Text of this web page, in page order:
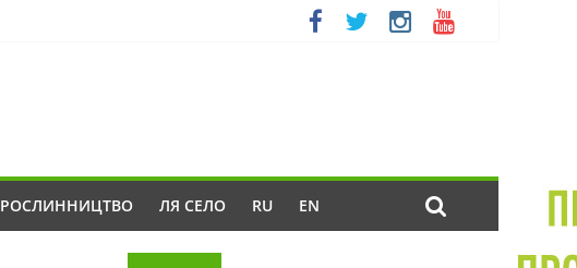
РОСЛИННИЦТВО ЛЯ СЕЛО RU EN